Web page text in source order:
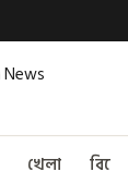
খেলা